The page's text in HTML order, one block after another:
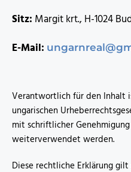
Sitz: Margit krt., H-1024
E-Mail:
Verantwortlich für den Inhalt
ungarischen
mit schriftlicher
weiterverwendet werden.
Diese rechtliche Erklärung